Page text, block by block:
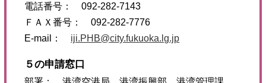
電話番号： 092-282-7143
ＦＡＸ番号： 092-282-7776
E-mail： iji.PHB@city.fukuoka.lg.jp
５の申請窓口